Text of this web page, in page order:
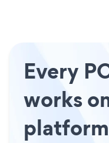
Every
works